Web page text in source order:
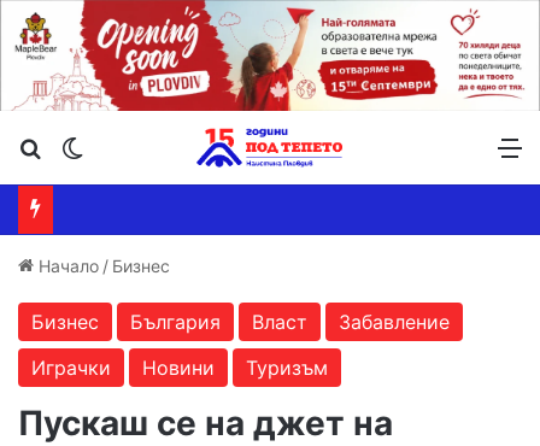
Търсене ...
Начало / Бизнес
Бизнес България Власт
Забавление
Играчки
Новини Туризъм
Пускаш се на джет на